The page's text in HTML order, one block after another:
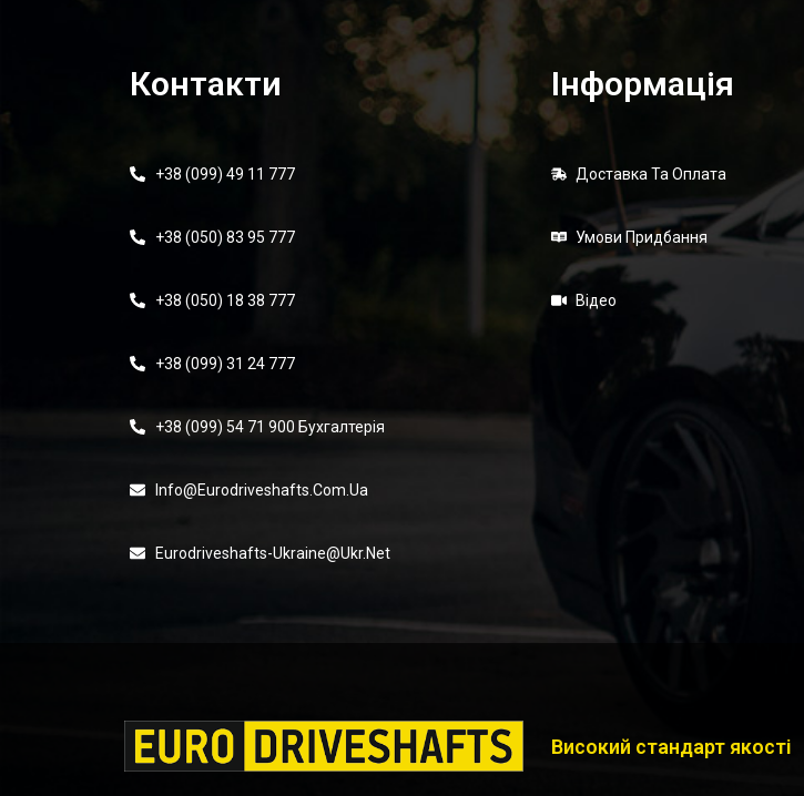
Контакти
+38 (099) 49 11 777
+38 (050) 83 95 777
+38 (050) 18 38 777
+38 (099) 31 24 777
+38 (099) 54 71 900 Бухгалтерія
Info@eurodriveshafts.com.ua
Eurodriveshafts-Ukraine@ukr.net
Інформація
Доставка Та Оплата
Умови Придбання
Відео
Високий стандарт якості